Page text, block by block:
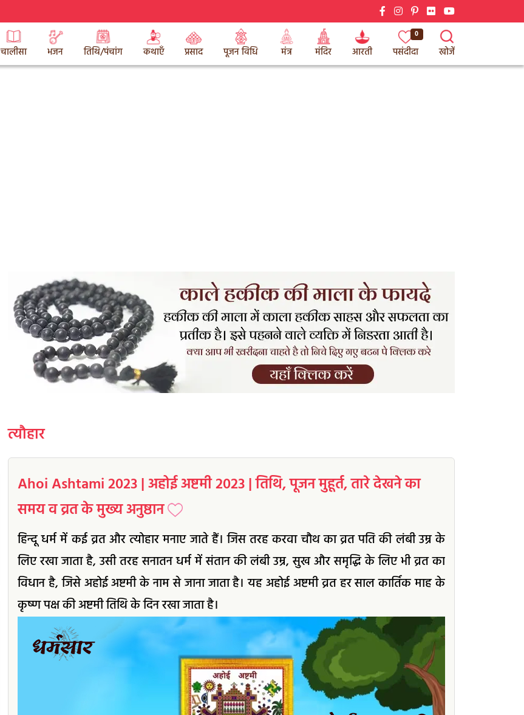
चालीसा भजन तिथि/पंचांग कथाएँ प्रसाद पूजन विधि मंत्र मंदिर आरती
0
पसंदीदा खोजें
त्यौहार
Ahoi Ashtami 2023 | अहोई अष्टमी 2023 | तिथि, पूजन मुहूर्त, तारे देखने का
समय व व्रत के मुख्य अनुष्ठान
हिन्दू धर्म में कई व्रत और त्योहार मनाए जाते हैं। जिस तरह करवा चौथ का व्रत पति की लंबी उम्र के
लिए रखा जाता है, उसी तरह सनातन धर्म में संतान की लंबी उम्र, सुख और समृद्धि के लिए भी व्रत का
विधान है, जिसे अहोई अष्टमी के नाम से जाना जाता है। यह अहोई अष्टमी व्रत हर साल कार्तिक माह के
कृष्ण पक्ष की अष्टमी तिथि के दिन रखा जाता है।